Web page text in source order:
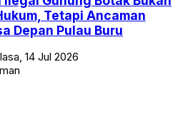
Tetapi Ancaman
Depan Pulau Buru
14 Jul 2026